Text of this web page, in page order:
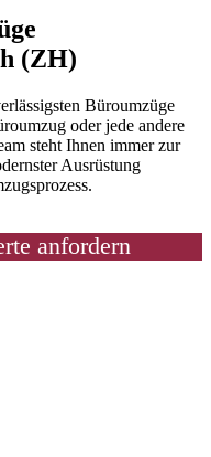
(ZH)
Büroumzüge
oder jede andere
steht Ihnen immer zur
Ausrüstung
anfordern